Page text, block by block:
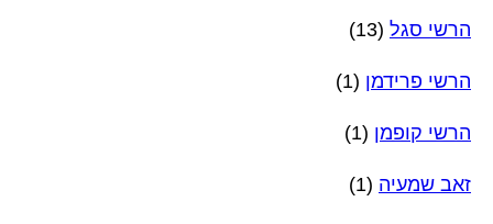
הרשי סגל (13)
הרשי פרידמן (1)
הרשי קופמן (1)
זאב שמעיה (1)